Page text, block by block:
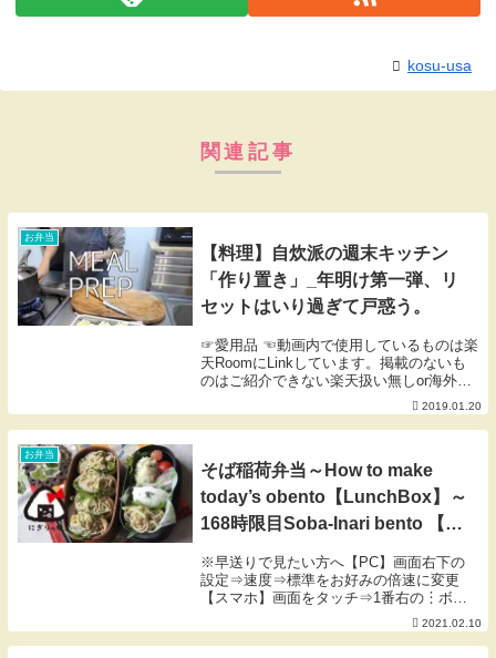
kosu-usa
関連記事
お弁当
【料理】自炊派の週末キッチン
「作り置き」_年明け第一弾、リ
セットはいり過ぎて戸惑う。
☞愛用品 ☜動画内で使用しているものは楽
天RoomにLinkしています。掲載のないも
のはご紹介できない楽天扱い無しor海外製
品等です。※楽天Room内のコメントにも
対応しておりません。
2019.01.20
お弁当
そば稲荷弁当～How to make
today’s obento【LunchBox】～
168時限目Soba-Inari bento 【お
※早送りで見たい方へ【PC】画面右下の
設定⇒速度⇒標準をお好みの倍速に変更
【スマホ】画面をタッチ⇒1番右の︙ボタ
ンをタッチ⇒再生速度今日はこの間冷凍し
て置いた稲荷を使って、そば稲荷弁当に。
味付け稲荷は市販のものでもOK!お好み
2021.02.10